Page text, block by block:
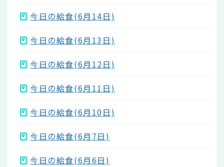
今日の給食(6月14日)
今日の給食(6月13日)
今日の給食(6月12日)
今日の給食(6月11日)
今日の給食(6月10日)
今日の給食(6月7日)
今日の給食(6月6日)